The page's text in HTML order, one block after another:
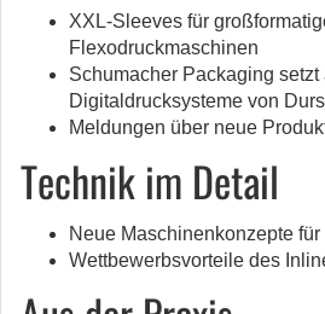
XXL-Sleeves für
Flexodruckmaschinen
Schumacher Packaging setzt
Digitaldrucksysteme von
Meldungen über neue
Technik im Detail
Neue Maschinenkonzepte
Wettbewerbsvorteile des